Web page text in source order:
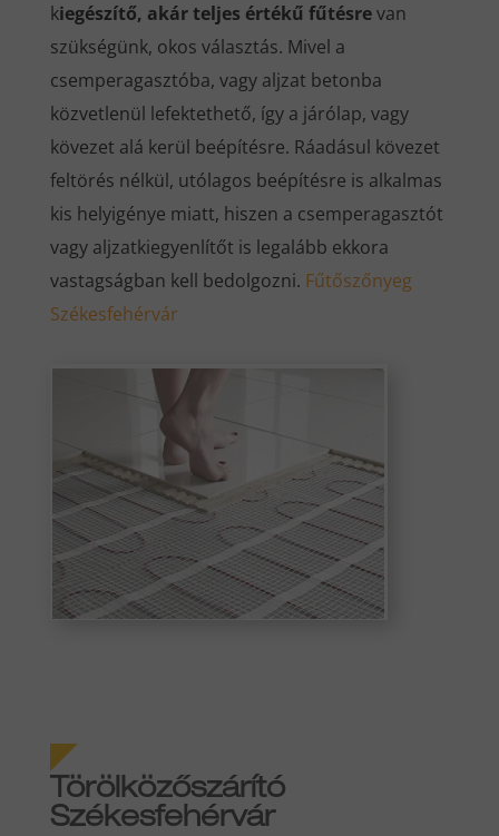
kiegészítő, akár teljes értékű fűtésrevan
szükségünk, okos választás. Mivel a
csemperagasztóba, vagy aljzat betonba
közvetlenül lefektethető, így a járólap, vagy
kövezet alá kerül beépítésre. Ráadásul kövezet
feltörés nélkül, utólagos beépítésre is alkalmas
kis helyigénye miatt, hiszen a csemperagasztót
vagy aljzatkiegyenlítőt is legalább ekkora
vastagságban kell bedolgozni. Fűtőszőnyeg
Székesfehérvár
Törölközőszárító
Székesfehérvár